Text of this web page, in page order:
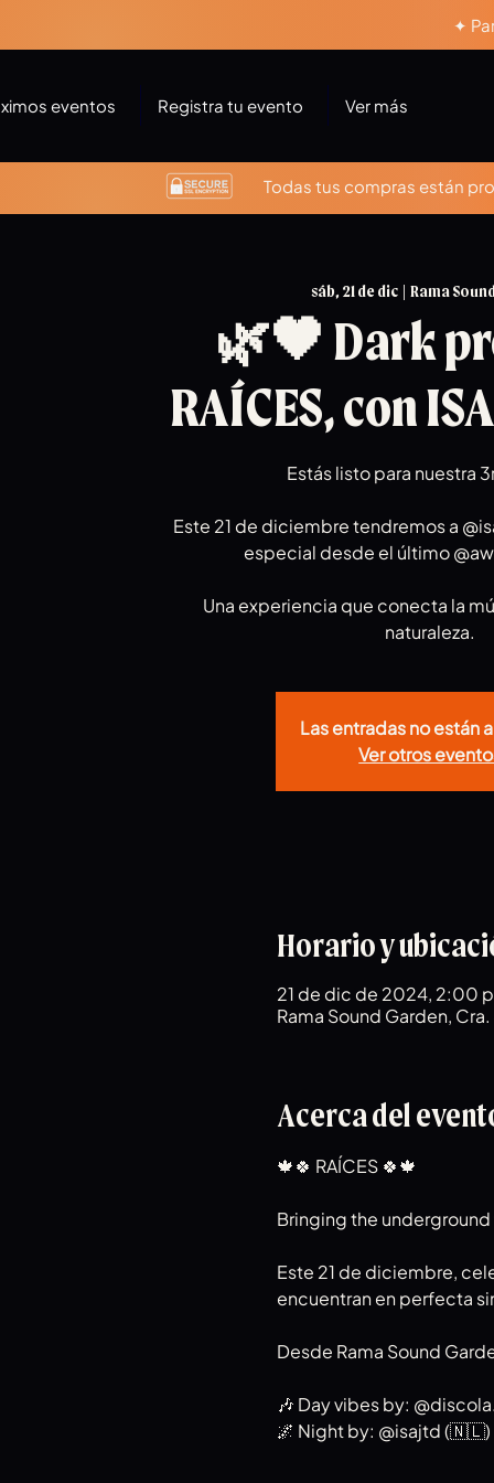
✦
eventos Registra tu evento Ver más
Todas tus compras están
sáb, 21 de dic
  |
Rama
🌿🖤 Dark
RAÍCES, con
Estás listo para nuestra
Este 21 de diciembre tendremos a
especial desde el último
Una experiencia que conecta la
naturaleza.
Las entradas no están
Ver otros
Horario y
21 de dic de 2024, 2:00
Rama Sound Garden,
Acerca del
🍁🍀 RAÍCES 🍀🍁
Bringing the
Este 21 de diciembre,
encuentran en perfecta
Desde Rama Sound
🎶 Day vibes by:
🌌 Night by: @isajtd (🇳🇱)